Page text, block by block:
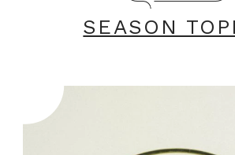
SEASON